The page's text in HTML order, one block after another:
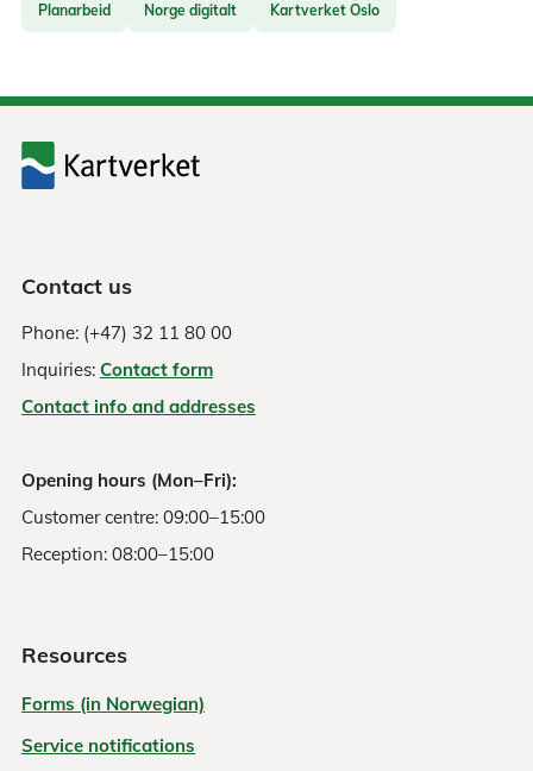
Planarbeid Norge digitalt Kartverket Oslo
Contact us
Phone: (+47) 32 11 80 00
Inquiries: Contact form
Contact info and addresses
Opening hours (Mon–Fri):
Customer centre: 09:00–15:00
Reception: 08:00–15:00
Resources
Forms (in Norwegian)
Service notifications